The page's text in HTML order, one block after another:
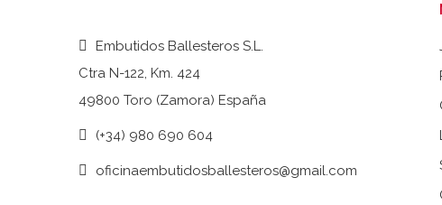
Embutidos Ballesteros S.L.
Ctra N-122, Km. 424
49800 Toro (Zamora) España
(+34) 980 690 604
oficinaembutidosballesteros@gmail.com